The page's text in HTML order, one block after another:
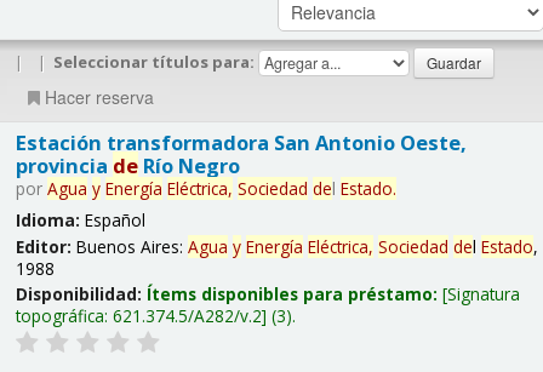
| | Seleccionar títulos para:
Hacer reserva
Estación transformadora San Antonio Oeste,
provincia deRío Negro
por Agua y Energía Eléctrica, Sociedad del Estado.
Idioma: Español
Editor: Buenos Aires: Agua y Energía Eléctrica, Sociedad del Estado,
1988
Disponibilidad: Ítems disponibles para préstamo: Signatura
topográfica: 621.374.5/A282/v.2 (3).